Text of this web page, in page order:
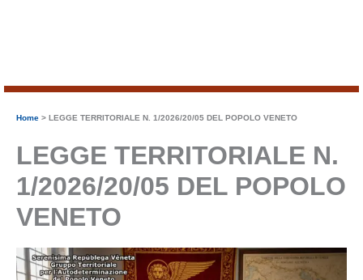
Home LEGGE TERRITORIALE N. 1/2026/20/05 DEL POPOLO VENETO
LEGGE TERRITORIALE N.
1/2026/20/05 DEL POPOLO
VENETO